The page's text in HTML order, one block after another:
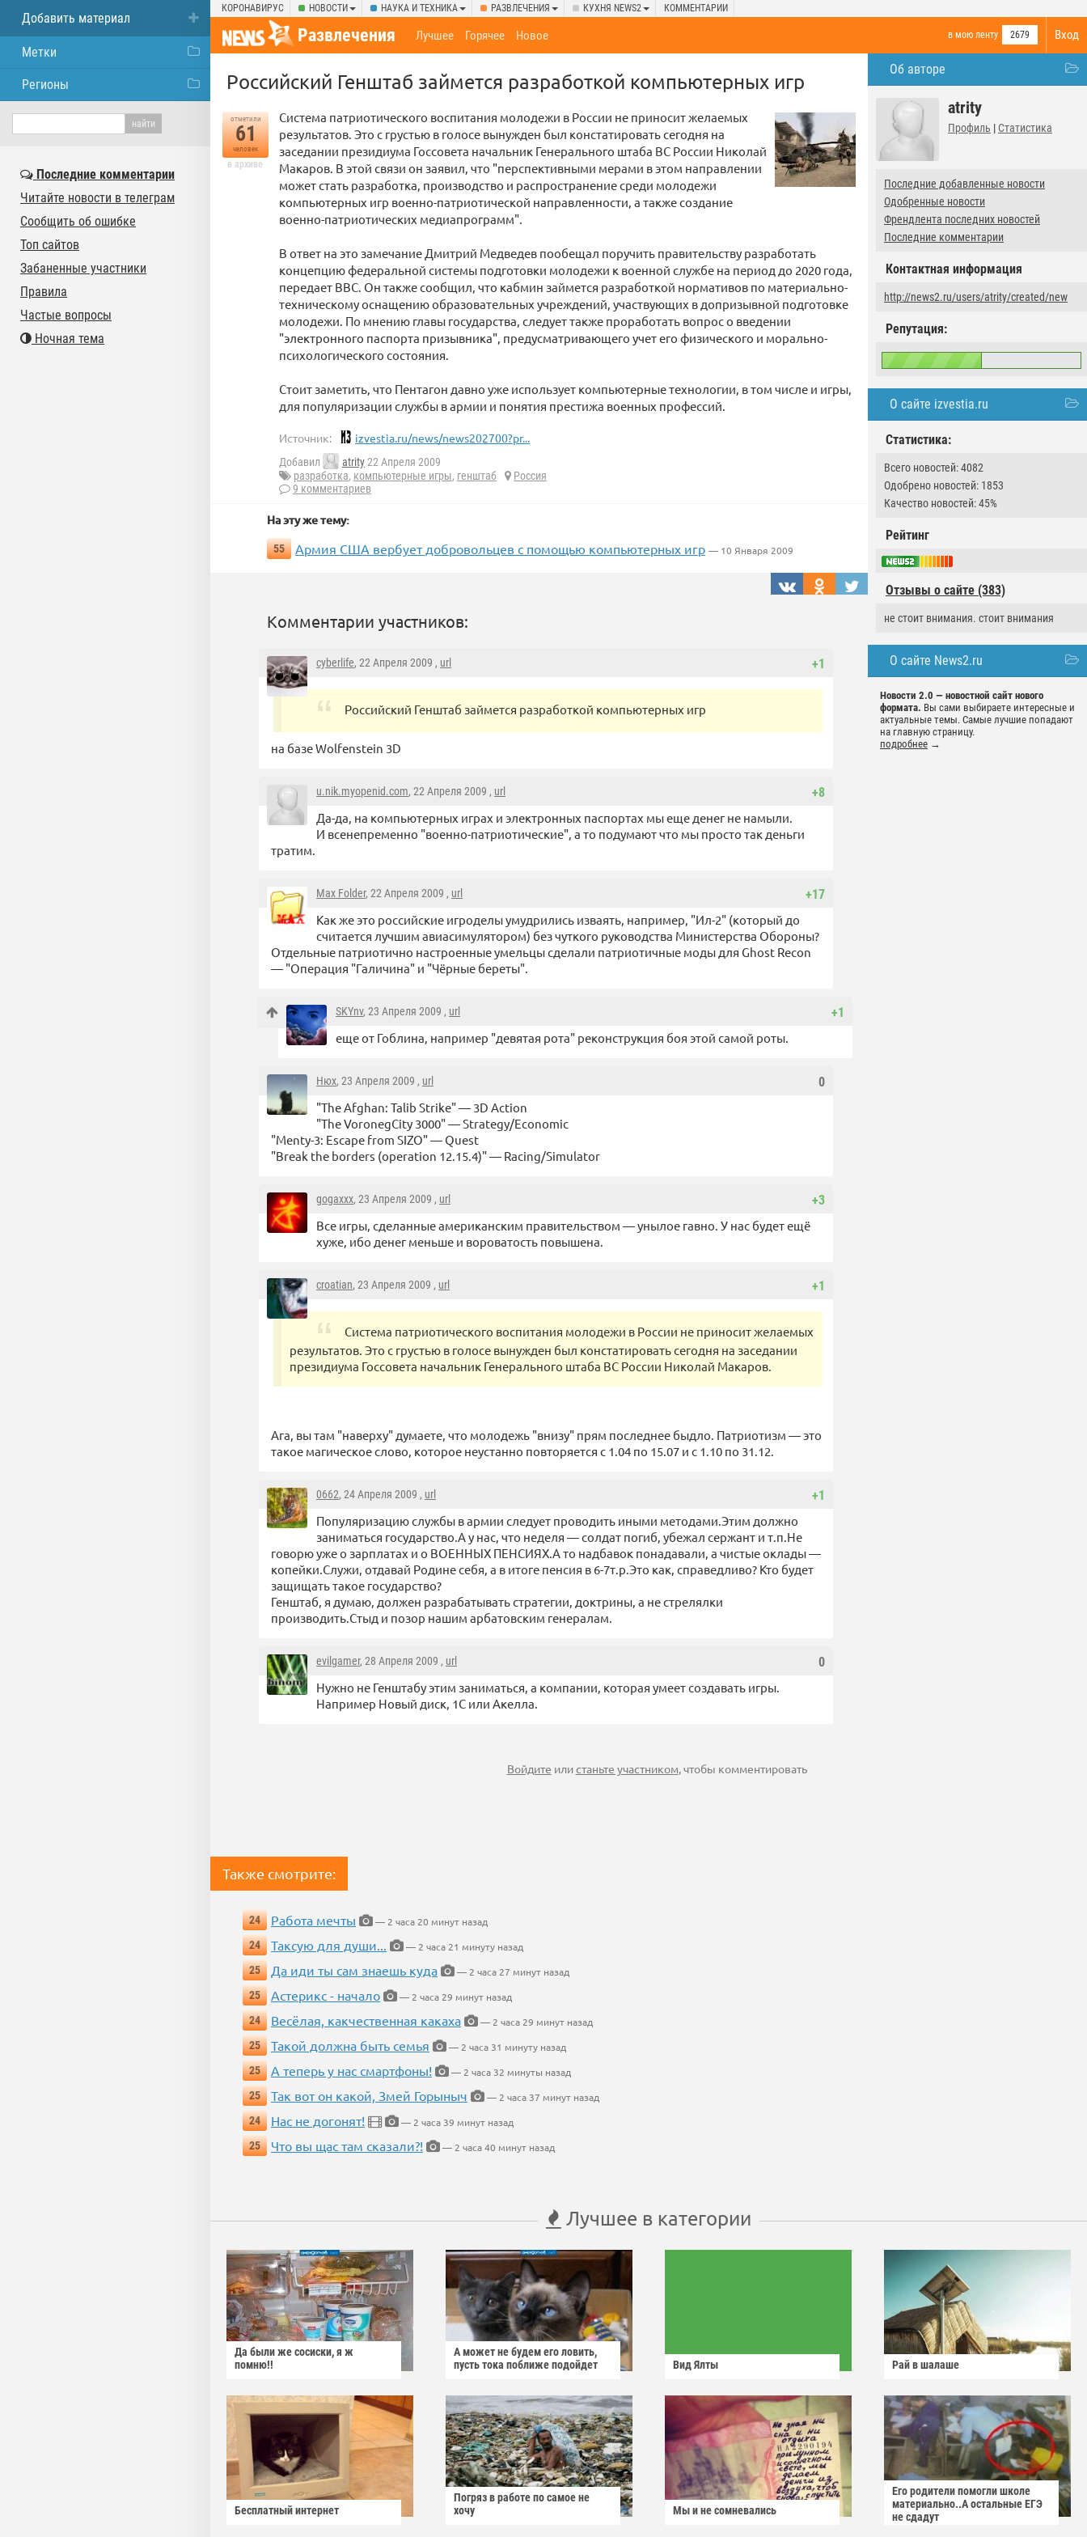
КОРОНАВИРУС НОВОСТИ НАУКА И ТЕХНИКА РАЗВЛЕЧЕНИЯ КУХНЯ NEWS2 КОММЕНТАРИИ
Вход
Развлечения в мою ленту 2679
Лучшее Горячее Новое
Об авторе
atrity
Профиль | Статистика
Последние добавленные новости
Одобренные новости
Френдлента последних новостей
Последние комментарии
Контактная информация
http://news2.ru/users/atrity/created/new
Репутация:
О сайте izvestia.ru
Статистика:
Всего новостей: 4082
Одобрено новостей: 1853
Качество новостей: 45%
Рейтинг
Отзывы о сайте (383)
не стоит внимания. стоит внимания
О сайте News2.ru
Новости 2.0 — новостной сайт нового
формата. Вы сами выбираете интересные и
актуальные темы. Самые лучшие попадают
на главную страницу.
подробнее →
Российский Генштаб займется разработкой компьютерных игр
отметили
61
человек
в архиве
Система патриотического воспитания молодежи в России не приносит желаемых
результатов. Это с грустью в голосе вынужден был констатировать сегодня на
заседании президиума Госсовета начальник Генерального штаба ВС России Николай
Макаров. В этой связи он заявил, что "перспективными мерами в этом направлении
может стать разработка, производство и распространение среди молодежи
компьютерных игр военно-патриотической направленности, а также создание
военно-патриотических медиапрограмм".
В ответ на это замечание Дмитрий Медведев пообещал поручить правительству разработать
концепцию федеральной системы подготовки молодежи к военной службе на период до 2020 года,
передает BBC. Он также сообщил, что кабмин займется разработкой нормативов по материально-
техническому оснащению образовательных учреждений, участвующих в допризывной подготовке
молодежи. По мнению главы государства, следует также проработать вопрос о введении
"электронного паспорта призывника", предусматривающего учет его физического и морально-
психологического состояния.
Стоит заметить, что Пентагон давно уже использует компьютерные технологии, в том числе и игры,
для популяризации службы в армии и понятия престижа военных профессий.
Источник: izvestia.ru/news/news202700?pr...
Добавил atrity22 Апреля 2009
разработка, компьютерные игры, генштаб
Россия
9 комментариев
На эту же тему:
55 Армия США вербует добровольцев с помощью компьютерных игр — 10 Января 2009
Комментарии участников:
+1
cyberlife, 22 Апреля 2009 , url
Российский Генштаб займется разработкой компьютерных игр
на базе Wolfenstein 3D
+8
u.nik.myopenid.com, 22 Апреля 2009 , url
Да-да, на компьютерных играх и электронных паспортах мы еще денег не намыли.
И всенепременно "военно-патриотические", а то подумают что мы просто так деньги
тратим.
+17
Max Folder, 22 Апреля 2009 , url
Как же это российские игроделы умудрились изваять, например, "Ил-2" (который до
считается лучшим авиасимулятором) без чуткого руководства Министерства Обороны?
Отдельные патриотично настроенные умельцы сделали патриотичные моды для Ghost Recon
— "Операция "Галичина" и "Чёрные береты".
+1
SKYnv, 23 Апреля 2009 , url
еще от Гоблина, например "девятая рота" реконструкция боя этой самой роты.
0
Нюх, 23 Апреля 2009 , url
"The Afghan: Talib Strike" — 3D Action
"The VoronegCity 3000" — Strategy/Economic
"Menty-3: Escape from SIZO" — Quest
"Break the borders (operation 12.15.4)" — Racing/Simulator
+3
gogaxxx, 23 Апреля 2009 , url
Все игры, сделанные американским правительством — унылое гавно. У нас будет ещё
хуже, ибо денег меньше и вороватость повышена.
+1
croatian, 23 Апреля 2009 , url
Система патриотического воспитания молодежи в России не приносит желаемых
результатов. Это с грустью в голосе вынужден был констатировать сегодня на заседании
президиума Госсовета начальник Генерального штаба ВС России Николай Макаров.
Ага, вы там "наверху" думаете, что молодежь "внизу" прям последнее быдло. Патриотизм — это
такое магическое слово, которое неустанно повторяется с 1.04 по 15.07 и с 1.10 по 31.12.
+1
0662, 24 Апреля 2009 , url
Популяризацию службы в армии следует проводить иными методами.Этим должно
заниматься государство.А у нас, что неделя — солдат погиб, убежал сержант и т.п.Не
говорю уже о зарплатах и о ВОЕННЫХ ПЕНСИЯХ.А то надбавок понадавали, а чистые оклады —
копейки.Служи, отдавай Родине себя, а в итоге пенсия в 6-7т.р.Это как, справедливо? Кто будет
защищать такое государство?
Генштаб, я думаю, должен разрабатывать стратегии, доктрины, а не стрелялки
производить.Стыд и позор нашим арбатовским генералам.
0
evilgamer, 28 Апреля 2009 , url
Нужно не Генштабу этим заниматься, а компании, которая умеет создавать игры.
Например Новый диск, 1С или Акелла.
Войдите илистаньте участником, чтобы комментировать
Также смотрите:
24 Работа мечты
— 2 часа 20 минут назад
24
Таксую для души...
— 2 часа 21 минуту назад
25
Да иди ты сам знаешь куда
— 2 часа 27 минут назад
25
Астерикс - начало
— 2 часа 29 минут назад
24
Весёлая, какчественная какаха
— 2 часа 29 минут назад
25
Такой должна быть семья
— 2 часа 31 минуту назад
25
А теперь у нас смартфоны!
— 2 часа 32 минуты назад
25
Так вот он какой, Змей Горыныч
— 2 часа 37 минут назад
24
Нас не догонят!
— 2 часа 39 минут назад
25
Что вы щас там сказали?! — 2 часа 40 минут назад
Лучшее в категории
Да были же сосиски, я ж
помню!!
А может не будем его ловить,
пусть тока поближе подойдет
Вид Ялты Рай в шалаше
Бесплатный интернет
Погряз в работе по самое не
хочу
Мы и не сомневались
Его родители помогли школе
материально..А остальные ЕГЭ
не сдадут
Добавить материал
Метки
Регионы
Последние комментарии
Читайте новости в телеграм
Сообщить об ошибке
Топ сайтов
Забаненные участники
Правила
Частые вопросы
Ночная тема